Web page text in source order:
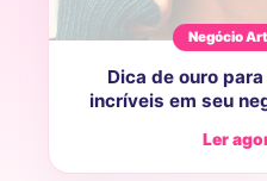
Negócio
Dica de ouro
incríveis em seu
Ler